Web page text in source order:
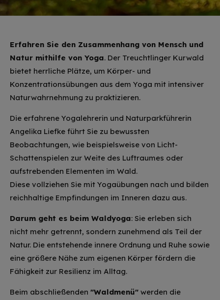
Erfahren Sie den Zusammenhang von Mensch und
Natur mithilfe von Yoga. Der Treuchtlinger Kurwald
bietet herrliche Plätze, um Körper- und
Konzentrationsübungen aus dem Yoga mit intensiver
Naturwahrnehmung zu praktizieren.
Die erfahrene Yogalehrerin und Naturparkführerin
Angelika Liefke führt Sie zu bewussten
Beobachtungen, wie beispielsweise von Licht-
Schattenspielen zur Weite des Luftraumes oder
aufstrebenden Elementen im Wald.
Diese vollziehen Sie mit Yogaübungen nach und bilden
reichhaltige Empfindungen im Inneren dazu aus.
Darum geht es beim Waldyoga: Sie erleben sich
nicht mehr getrennt, sondern zunehmend als Teil der
Natur. Die entstehende innere Ordnung und Ruhe sowie
eine größere Nähe zum eigenen Körper fördern die
Fähigkeit zur Resilienz im Alltag.
Beim abschließenden "Waldmenü" werden die